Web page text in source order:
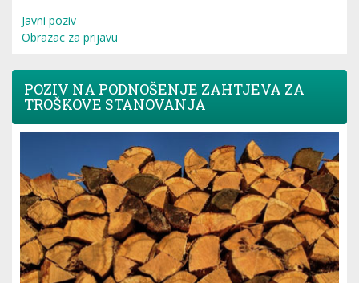
Javni poziv
Obrazac za prijavu
POZIV NA PODNOŠENJE ZAHTJEVA ZA
TROŠKOVE STANOVANJA